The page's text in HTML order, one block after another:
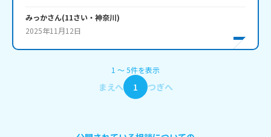
みっかさん(11さい・ 神奈川)
2025年11月12日
1 〜5件を表示
まえへ 1 つぎへ